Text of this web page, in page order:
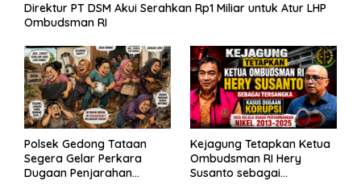
Direktur PT DSM Akui Serahkan Rp1 Miliar untuk Atur LHP
Ombudsman RI
Polsek Gedong Tataan
Segera Gelar Perkara
Dugaan Penjarahan
Kejagung Tetapkan Ketua
Ombudsman RI Hery
Susanto sebagai